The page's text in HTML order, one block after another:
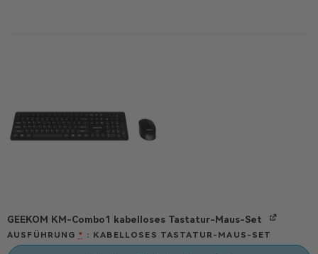
GEEKOM KM-Combo1 kabelloses Tastatur-Maus-Set
AUSFÜHRUNG * KABELLOSES TASTATUR-MAUS-SET